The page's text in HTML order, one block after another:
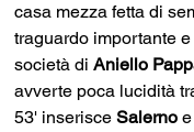
casa mezza fetta di
traguardo importante
società di Aniello
avverte poca lucidità
53' inserisce Salerno e